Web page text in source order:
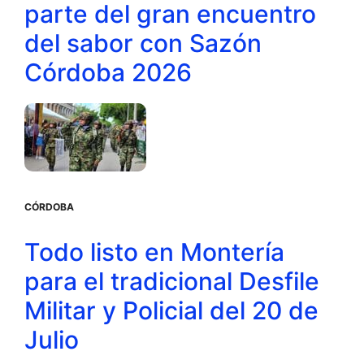
parte del gran encuentro
del sabor con Sazón
Córdoba 2026
CÓRDOBA
Todo listo en Montería
para el tradicional Desfile
Militar y Policial del 20 de
Julio